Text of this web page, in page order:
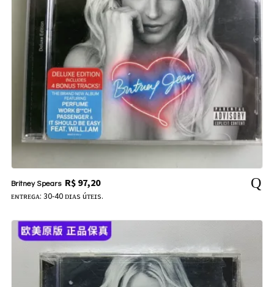
Britney Spears R$97,20
ᴇɴᴛʀᴇɢᴀ: 30-40 ᴅɪᴀs úᴛᴇɪs.